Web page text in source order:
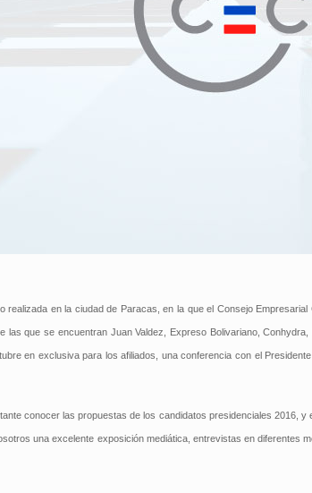
en la ciudad de Paracas, en la que el Consejo
las que se encuentran Juan Valdez, Expreso Bolivariano,
en exclusiva para los afiliados, una conferencia con el
conocer las propuestas de los candidatos presidenciales
una excelente exposición mediática, entrevistas en